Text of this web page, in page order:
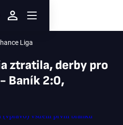
Liga
ztratila, derby pro
Baník 2:0,